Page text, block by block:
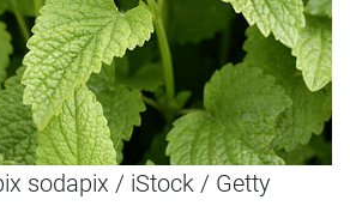
sodapix / iStock / Getty